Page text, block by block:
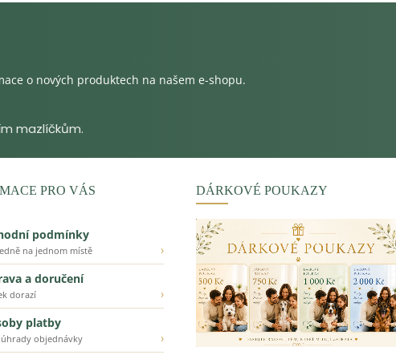
o nových produktech na našem e-shopu.
PRO VÁS
podmínky
na jednom místě
›
a doručení
dorazí
›
platby
objednávky ›
DÁRKOVÉ POUKAZY